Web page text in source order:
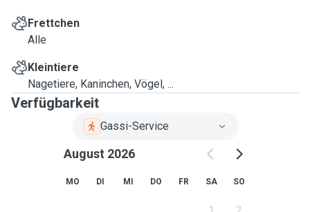
Frettchen
Alle
Kleintiere
Nagetiere, Kaninchen, Vögel, ...
Verfügbarkeit
Gassi-Service
August 2026
MO DI MI DO FR SA SO